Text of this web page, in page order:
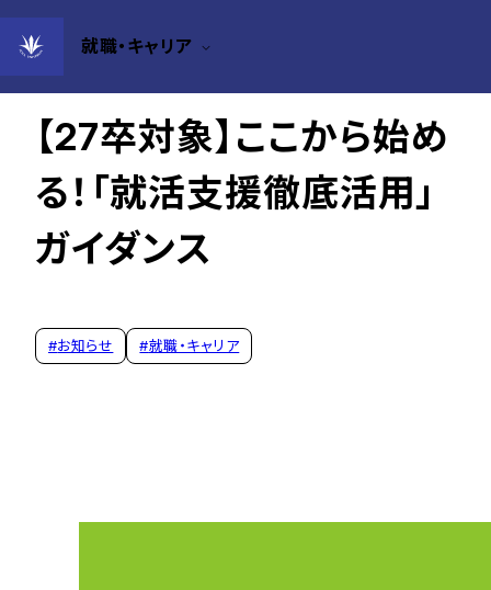
就職・キャリア
2025年12月02日
【27卒対象】ここから始め
る！「就活支援徹底活用」
ガイダンス
#お知らせ #就職・キャリア